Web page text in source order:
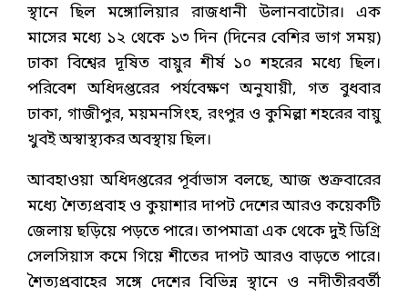
স্থানে ছিল মঙ্গোলিয়ার রাজধানী উলানবাটোর। এক
মাসের মধ্যে ১২ থেকে ১৩ দিন (দিনের বেশির ভাগ সময়)
ঢাকা বিশ্বের দূষিত বায়ুর শীর্ষ ১০ শহরের মধ্যে ছিল।
পরিবেশ অধিদপ্তরের পর্যবেক্ষণ অনুযায়ী, গত বুধবার
ঢাকা, গাজীপুর, ময়মনসিংহ, রংপুর ও কুমিল্লা শহরের বায়ু
খুবই অস্বাস্থ্যকর অবস্থায় ছিল।
আবহাওয়া অধিদপ্তরের পূর্বাভাস বলছে, আজ শুক্রবারের
মধ্যে শৈত্যপ্রবাহ ও কুয়াশার দাপট দেশের আরও কয়েকটি
জেলায় ছড়িয়ে পড়তে পারে। তাপমাত্রা এক থেকে দুই ডিগ্রি
সেলসিয়াস কমে গিয়ে শীতের দাপট আরও বাড়তে পারে।
শৈত্যপ্রবাহের সঙ্গে দেশের বিভিন্ন স্থানে ও নদীতীরবর্তী